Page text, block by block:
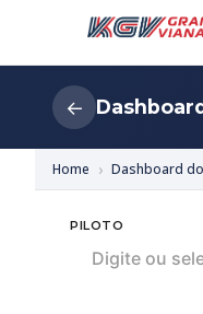
←
Home Dashboard
PILOTO
Digite ou